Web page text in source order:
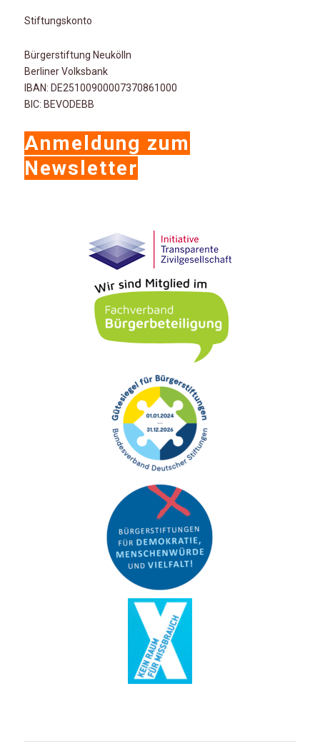
Stiftungskonto
Bürgerstiftung Neukölln
Berliner Volksbank
IBAN: DE25100900007370861000
BIC: BEVODEBB
Anmeldung zum
Newsletter